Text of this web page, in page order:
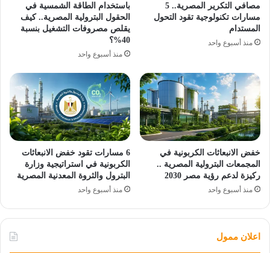
مصافي التكرير المصرية.. 5
مسارات تكنولوجية تقود التحول
المستدام
منذ أسبوع واحد
باستخدام الطاقة الشمسية في
الحقول البترولية المصرية.. كيف
يقلص مصروفات التشغيل بنسبة
40%؟
منذ أسبوع واحد
خفض الانبعاثات الكربونية في
المجمعات البترولية المصرية ..
ركيزة لدعم رؤية مصر 2030
منذ أسبوع واحد
6 مسارات تقود خفض الانبعاثات
الكربونية في استراتيجية وزارة
البترول والثروة المعدنية المصرية
منذ أسبوع واحد
اعلان ممول